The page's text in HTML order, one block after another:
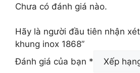
Chưa có đánh giá nào.
Hãy là người đầu tiên nhận
khung inox 1868”
Đánh giá của bạn *